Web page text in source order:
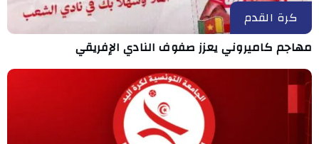
كرة القدم
مهاجم كاميروني يعزز صفوف النادي الإفريقي